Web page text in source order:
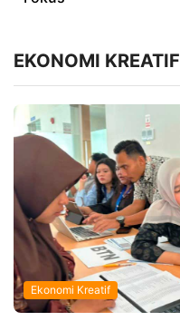
EKONOMI KREATIF
Ekonomi Kreatif